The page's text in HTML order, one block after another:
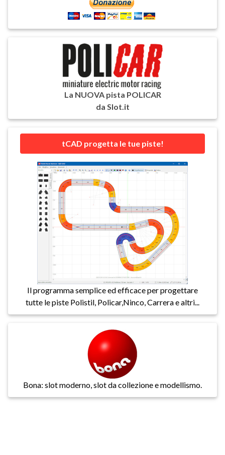
La NUOVA pista POLICAR
da Slot.it
tCAD progetta le tue piste!
Il programma semplice ed efficace per progettare
tutte le piste Polistil, Policar,Ninco, Carrera e altri...
Bona: slot moderno, slot da collezione e modellismo.